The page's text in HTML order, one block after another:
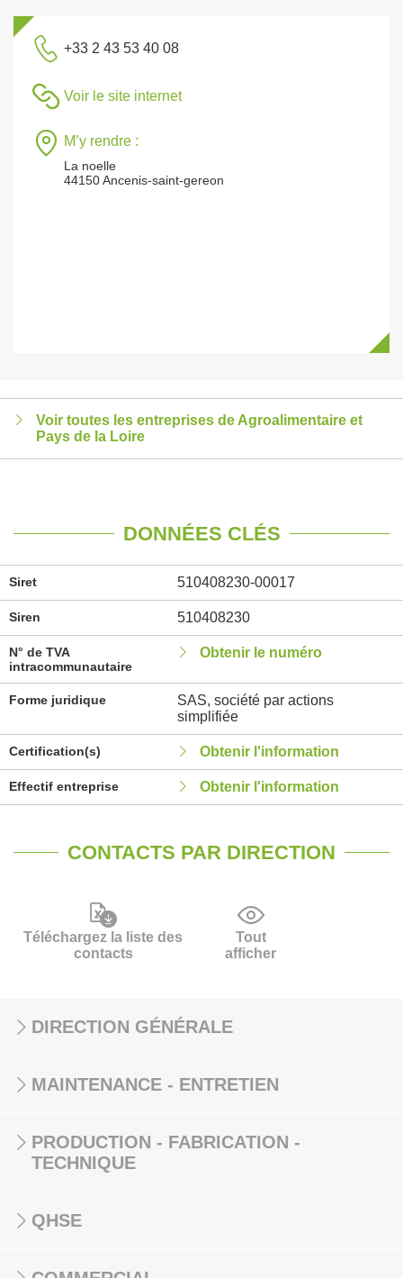
+33 2 43 53 40 08
Voir le site internet
M’y rendre :
La noelle
44150 Ancenis-saint-gereon
Voir toutes les entreprises de Agroalimentaire et
Pays de la Loire
DONNÉES CLÉS
Siret 510408230-00017
Siren 510408230
N° de TVA
intracommunautaire
Obtenir le numéro
Forme juridique
SAS, société par actions
simplifiée
Certification(s) Obtenir l'information
Effectif entreprise Obtenir l'information
CONTACTS PAR DIRECTION
Téléchargez la liste des
contacts
Tout
afficher
DIRECTION GÉNÉRALE
MAINTENANCE - ENTRETIEN
PRODUCTION - FABRICATION -
TECHNIQUE
QHSE